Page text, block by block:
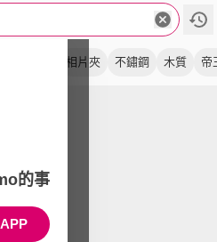
相片夾 不鏽鋼 木質 帝
的事